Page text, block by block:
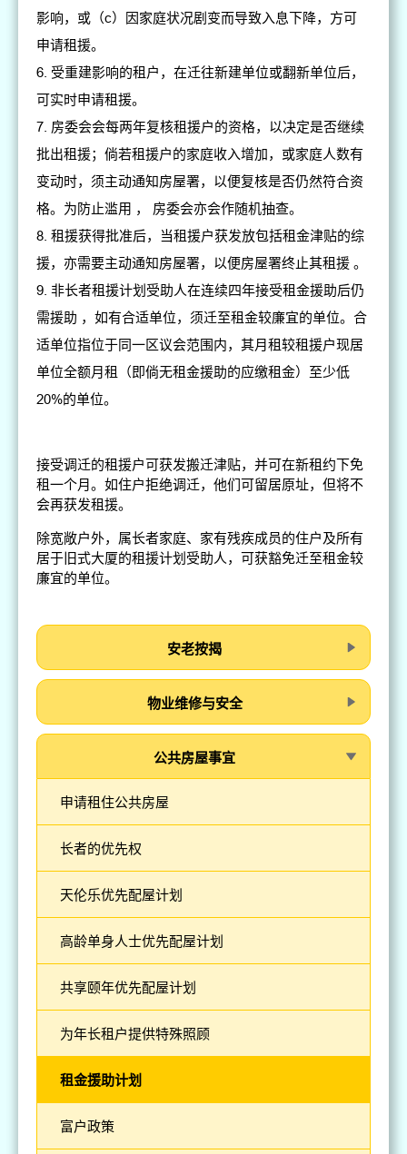
影响，或（c）因家庭状况剧变而导致入息下降，方可
申请租援。
受重建影响的租户，在迁往新建单位或翻新单位后，
可实时申请租援。
房委会会每两年复核租援户的资格，以决定是否继续
批出租援；倘若租援户的家庭收入增加，或家庭人数有
变动时，须主动通知房屋署，以便复核是否仍然符合资
格。为防止滥用 ， 房委会亦会作随机抽查。
租援获得批准后，当租援户获发放包括租金津贴的综
援，亦需要主动通知房屋署，以便房屋署终止其租援 。
非长者租援计划受助人在连续四年接受租金援助后仍
需援助 ，如有合适单位，须迁至租金较廉宜的单位。合
适单位指位于同一区议会范围内，其月租较租援户现居
单位全额月租（即倘无租金援助的应缴租金）至少低
20%的单位。
接受调迁的租援户可获发搬迁津贴，并可在新租约下免
租一个月。如住户拒绝调迁，他们可留居原址，但将不
会再获发租援。
除宽敞户外，属长者家庭、家有残疾成员的住户及所有
居于旧式大厦的租援计划受助人，可获豁免迁至租金较
廉宜的单位。
安老按揭
物业维修与安全
公共房屋事宜
富户政策
租金援助计划
为年长租户提供特殊照顾
共享颐年优先配屋计划
高龄单身人士优先配屋计划
天伦乐优先配屋计划
长者的优先权
申请租住公共房屋